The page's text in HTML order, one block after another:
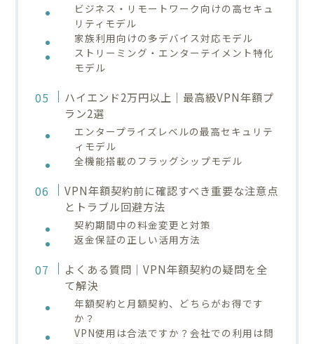
ビジネス・リモートワーク向けの高セキュ
リティモデル
家族利用向けの多デバイス対応モデル
ストリーミング・エンターテイメント特化
モデル
ハイエンド2万円以上｜最高級VPN年額プ
ラン2選
エンタープライズレベルの最高セキュリテ
ィモデル
全機能搭載のフラッグシップモデル
VPN年額契約前に確認すべき重要な注意点
とトラブル回避方法
契約期間中の料金変更と対策
返金保証の正しい活用方法
よくある質問｜VPN年額契約の疑問を全
て解決
年額契約と月額契約、どちらがお得です
か？
VPN使用は合法ですか？会社での利用は問